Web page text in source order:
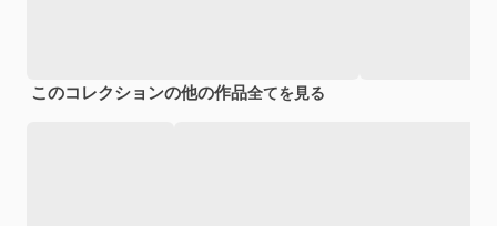
このコレクションの他の作品全てを見る